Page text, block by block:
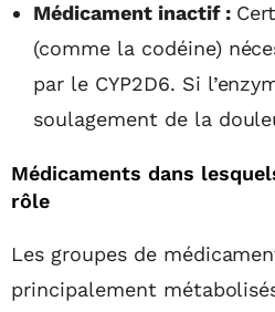
Médicament inactif :
(comme la codéine)
par le CYP2D6. Si
soulagement de la
Médicaments dans
rôle
Les groupes de
principalement